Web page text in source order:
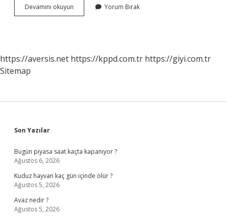
Devamını okuyun Bursluluk
Maaşı
Yorum Bırak
https://aversis.net https://kppd.com.tr https://giyi.com.tr
Sitemap
Sidebar
Son Yazılar
Bugün piyasa saat kaçta kapanıyor ?
Ağustos 6, 2026
Kuduz hayvan kaç gün içinde ölür ?
Ağustos 5, 2026
Avaz nedir ?
Ağustos 5, 2026